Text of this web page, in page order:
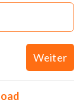
Weiter